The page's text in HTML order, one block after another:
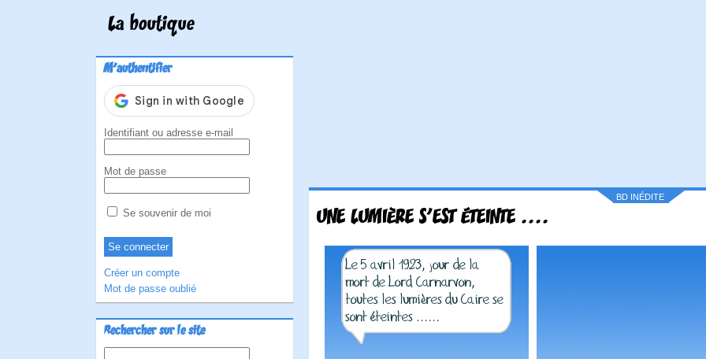
La boutique
M'authentifier
Identifiant ou adresse e-mail
Mot de passe
Se souvenir de moi
Créer un compte
Mot de passe oublié
Rechercher sur le site
BD INÉDITE
UNE LUMIÈRE S'EST ÉTEINTE ....